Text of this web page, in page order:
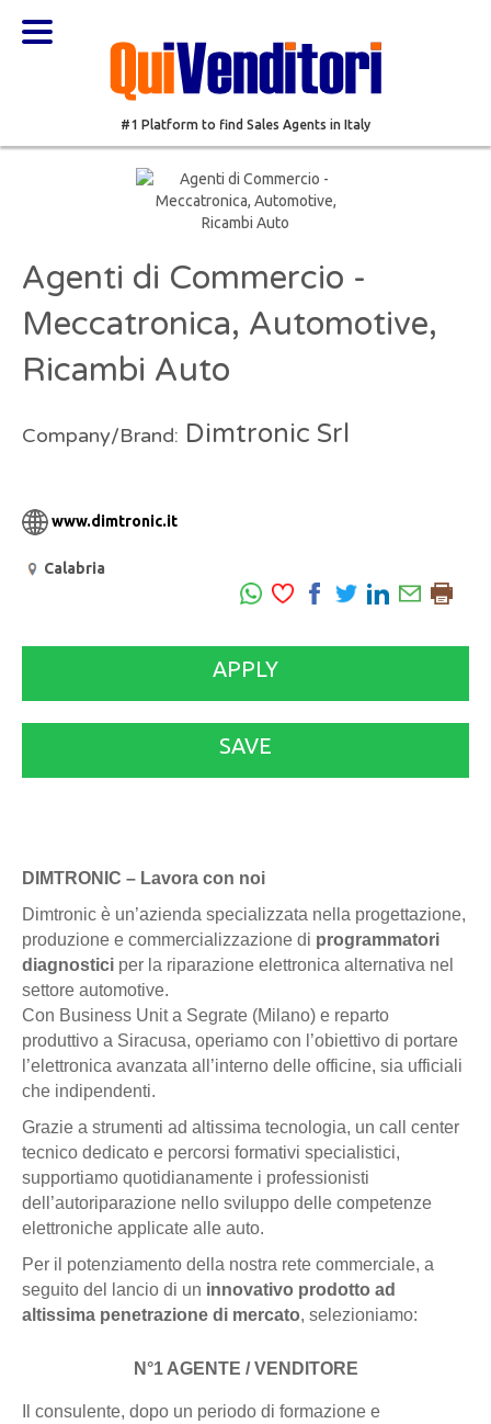
#1 Platform to find Sales Agents in Italy
Agenti di Commercio -
Meccatronica, Automotive,
Ricambi Auto
Company/Brand: Dimtronic Srl
www.dimtronic.it
Calabria
APPLY
SAVE
DIMTRONIC – Lavora con noi
Dimtronic è un’azienda specializzata nella progettazione,
produzione e commercializzazione di programmatori
diagnostici per la riparazione elettronica alternativa nel
settore automotive.
Con Business Unit a Segrate (Milano) e reparto
produttivo a Siracusa, operiamo con l’obiettivo di portare
l’elettronica avanzata all’interno delle officine, sia ufficiali
che indipendenti.
Grazie a strumenti ad altissima tecnologia, un call center
tecnico dedicato e percorsi formativi specialistici,
supportiamo quotidianamente i professionisti
dell’autoriparazione nello sviluppo delle competenze
elettroniche applicate alle auto.
Per il potenziamento della nostra rete commerciale, a
seguito del lancio di un innovativo prodotto ad
altissima penetrazione di mercato, selezioniamo:
N°1 AGENTE / VENDITORE
Il consulente, dopo un periodo di formazione e